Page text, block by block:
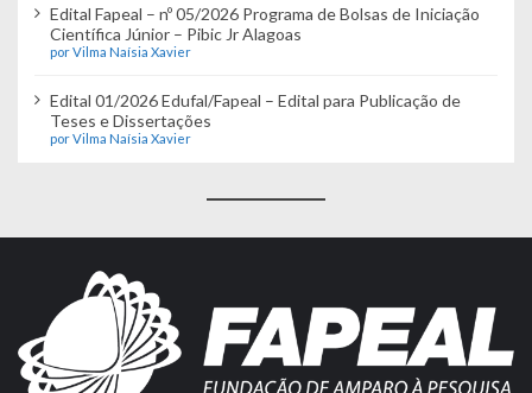
Edital Fapeal – nº 05/2026 Programa de Bolsas de Iniciação
Científica Júnior – Pibic Jr Alagoas
por Vilma Naísia Xavier
Edital 01/2026 Edufal/Fapeal – Edital para Publicação de
Teses e Dissertações
por Vilma Naísia Xavier